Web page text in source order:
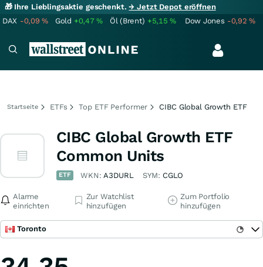
🎁 Ihre Lieblingsaktie geschenkt.→ Jetzt Depot eröffnen
DAX -0,09% Gold +0,47% Öl (Brent) +5,15% Dow Jones -0,92%
Startseite ETFs Top ETF Performer CIBC Global Growth ETF
CIBC Global Growth ETF
Common Units
ETF WKN:A3DURL SYM: CGLO
Alarme
einrichten
Zur Watchlist
hinzufügen
Zum Portfolio
hinzufügen
Toronto